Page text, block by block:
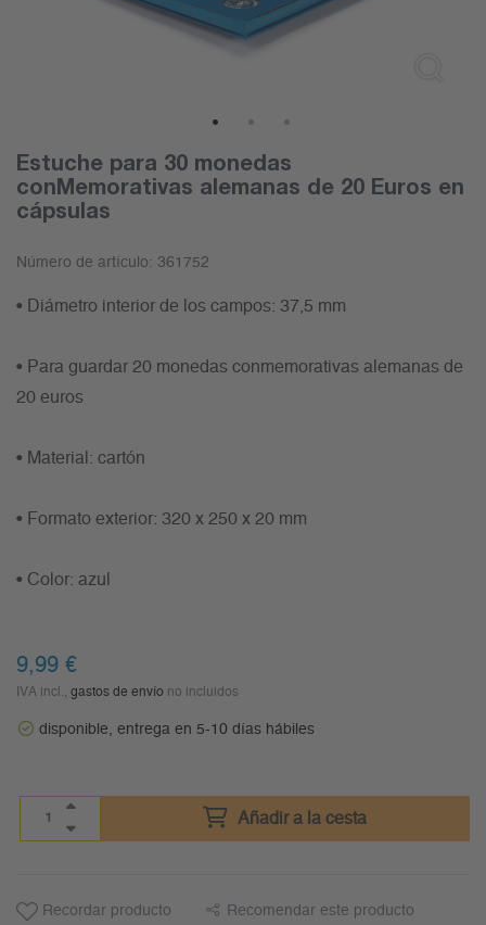
Estuche para 30 monedas
conMemorativas alemanas de 20 Euros en
cápsulas
Número de artículo: 361752
• Diámetro interior de los campos: 37,5 mm
• Para guardar 20 monedas conmemorativas alemanas de
20 euros
• Material: cartón
• Formato exterior: 320 x 250 x 20 mm
• Color: azul
9,99 €
IVA incl., gastos de envío no incluidos
disponible, entrega en 5-10 días hábiles
Añadir a la cesta
Recordar producto Recomendar este producto